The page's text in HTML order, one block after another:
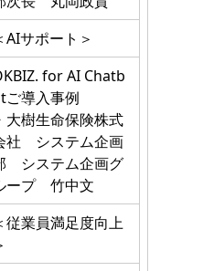
AIサポート＞
for AI Chatb
ご導入事例
大樹生命保険株式
社 システム企画
システム企画グ
ープ 竹中文
従業員満足度向上